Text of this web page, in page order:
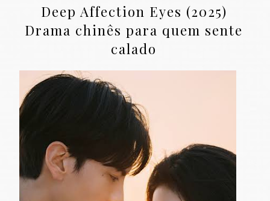
Deep Affection Eyes (2025)
Drama chinês para quem sente
calado